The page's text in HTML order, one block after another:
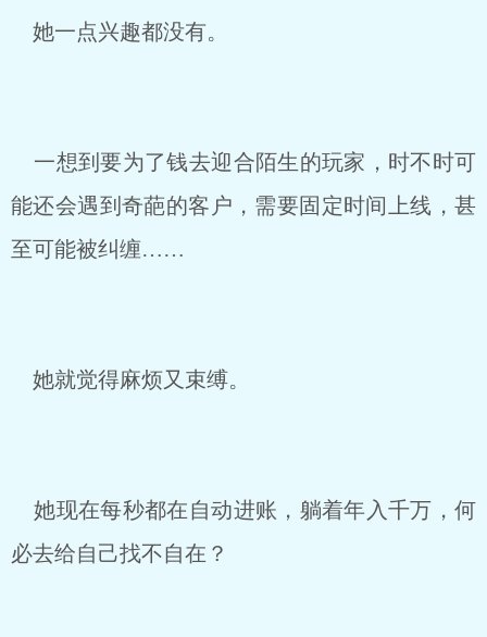
她一点兴趣都没有。
一想到要为了钱去迎合陌生的玩家，时不时可
能还会遇到奇葩的客户，需要固定时间上线，甚
至可能被纠缠……
她就觉得麻烦又束缚。
她现在每秒都在自动进账，躺着年入千万，何
必去给自己找不自在？